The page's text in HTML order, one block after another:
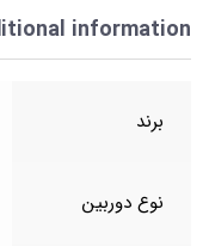
information
برند
نوع دوربین